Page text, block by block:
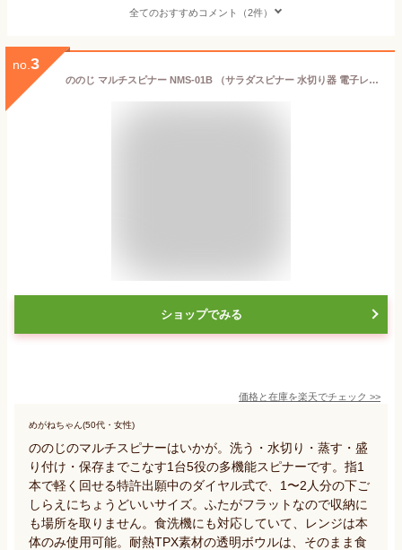
全てのおすすめコメント（2件）
no. 3
ののじ マルチスピナー NMS-01B （サラダスピナー 水切り器 電子レンジ対応 スチームプレート付属 保存容器 フタ付き ザル ボウル 回転式 食洗機対応 洗米 蒸し野菜 下ごしらえ）【送料無料】
ショップでみる
価格と在庫を楽天でチェック >>
めがねちゃん(50代・女性)
ののじのマルチスピナーはいかが。洗う・水切り・蒸す・盛
り付け・保存までこなす1台5役の多機能スピナーです。指1
本で軽く回せる特許出願中のダイヤル式で、1〜2人分の下ご
しらえにちょうどいいサイズ。ふたがフラットなので収納に
も場所を取りません。食洗機にも対応していて、レンジは本
体のみ使用可能。耐熱TPX素材の透明ボウルは、そのまま食